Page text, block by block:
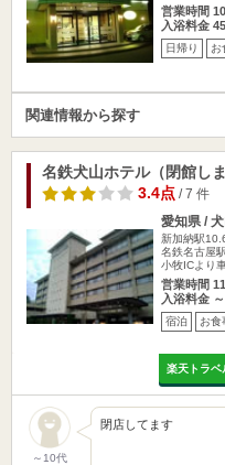
営業時間
入浴料金
日帰り お
関連情報から探す
名鉄犬山ホテル（閉館しま
3.4点/ 7 件
愛知県 /
新加納駅
名鉄名古屋
小牧ICより
営業時間
入浴料金 ～
宿泊 お食
楽天トラベ
～10代
閉店してます